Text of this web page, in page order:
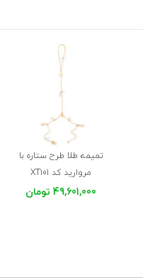
تمیمه طلا طرح ستاره با
مروارید کد XT101
49,601,000 تومان